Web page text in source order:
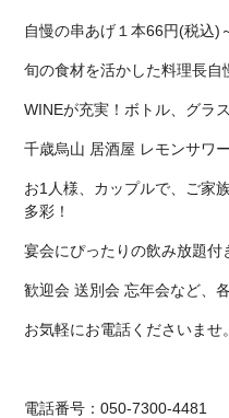
自慢の串あげ１本66円(税込)
旬の食材を活かした料理長自
WINEが充実！ボトル、グラ
千歳烏山 居酒屋 レモンサワ
お1人様、カップルで、ご家
多彩！
宴会にぴったりの飲み放題付
歓迎会 送別会 忘年会など、
お気軽にお電話くださいませ。
電話番号：050-7300-4481